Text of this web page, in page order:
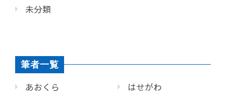
未分類
筆者一覧
あおくら
はせがわ